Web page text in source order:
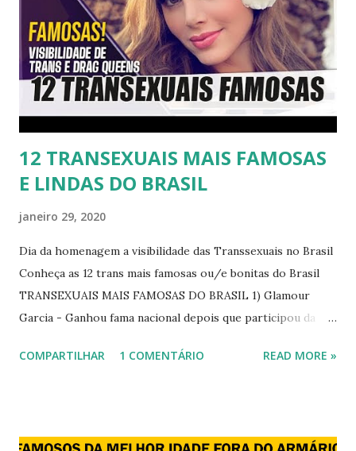
12 TRANSEXUAIS MAIS FAMOSAS
E LINDAS DO BRASIL
janeiro 29, 2020
Dia da homenagem a visibilidade das Transsexuais no Brasil
Conheça as 12 trans mais famosas ou/e bonitas do Brasil
TRANSEXUAIS MAIS FAMOSAS DO BRASIL 1) Glamour
Garcia - Ganhou fama nacional depois que participou da
transexual, Britney. 2) Lea T é uma famosa modelo
COMPARTILHAR 1 COMENTÁRIO READ MORE »